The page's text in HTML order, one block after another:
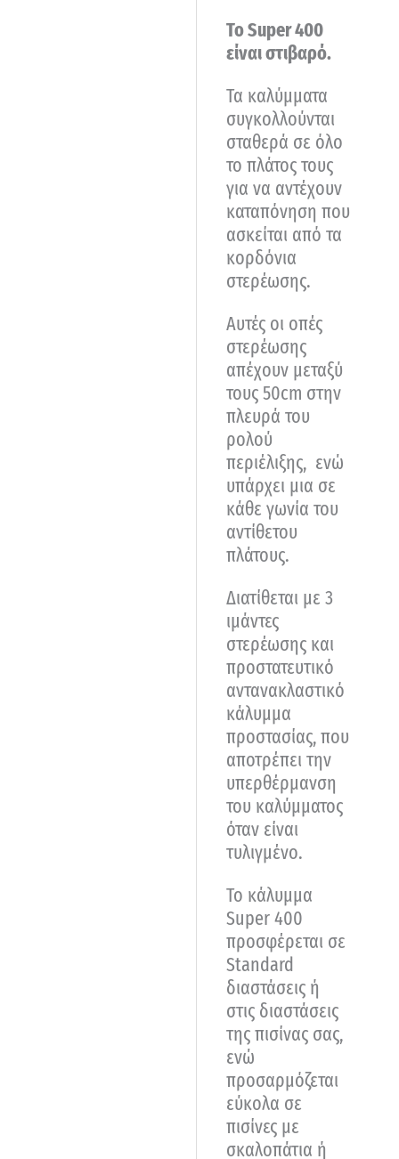
Το Super 400
είναι στιβαρό.
Τα καλύμματα
συγκολλούνται
σταθερά σε όλο
το πλάτος τους
για να αντέχουν
καταπόνηση που
ασκείται από τα
κορδόνια
στερέωσης.
Αυτές οι οπές
στερέωσης
απέχουν μεταξύ
τους 50cm στην
πλευρά του
ρολού
περιέλιξης, ενώ
υπάρχει μια σε
κάθε γωνία του
αντίθετου
πλάτους.
Διατίθεται με 3
ιμάντες
στερέωσης και
προστατευτικό
αντανακλαστικό
κάλυμμα
προστασίας, που
αποτρέπει την
υπερθέρμανση
του καλύμματος
όταν είναι
τυλιγμένο.
Το κάλυμμα
Super 400
προσφέρεται σε
Standard
διαστάσεις ή
στις διαστάσεις
της πισίνας σας,
ενώ
προσαρμόζεται
εύκολα σε
πισίνες με
σκαλοπάτια ή